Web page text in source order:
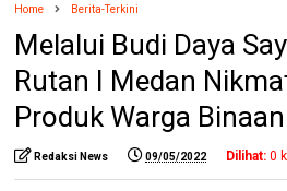
Home Berita-Terkini
Melalui Budi Daya
Rutan I Medan
Produk Warga Binaan
Redaksi News 09/05/2022 Dilihat: 0